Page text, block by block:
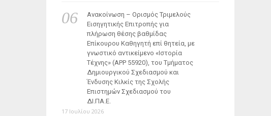
Ανακοίνωση – Ορισμός Τριμελούς
Εισηγητικής Επιτροπής για
πλήρωση θέσης βαθμίδας
Επίκουρου Καθηγητή επί θητεία, με
γνωστικό αντικείμενο «Ιστορία
Τέχνης» (ΑΡΡ 55920), του Τμήματος
Δημιουργικού Σχεδιασμού και
Ένδυσης Κιλκίς της Σχολής
Επιστημών Σχεδιασμού του
ΔΙ.ΠΑ.Ε.
17 Ιουλίου 2026